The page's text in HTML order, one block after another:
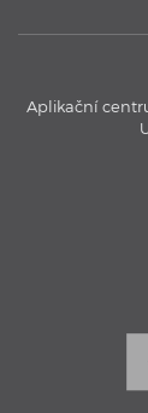
Aplikační
Aplikační
testovací
Aplikační